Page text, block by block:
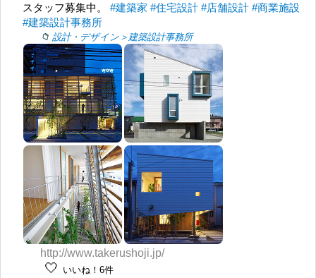
スタッフ募集中。#建築家 #住宅設計 #店舗設計 #商業施設
#建築設計事務所
設計・デザイン＞建築設計事務所
http://www.takerushoji.jp/
🤍 いいね！6件